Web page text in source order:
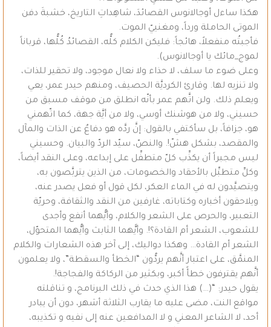
هكذا ساءل أوجالانوس القصائدَ، شاهِداتِ التاريخ، خشبةَ دفن
الموتى الحاملة ورداً، ومغنييّ الموت.
فأجبتُه منفعلاً، هائجاً: فليكن الكلام كلُّه، القصائدُ كُلُّها، قرباناً
لموج_مائك يا أوجالانوس).
وعلى ضوء ما سلف، لا حذاء ولا نعال موجود، ولا تحقير للذات،
ولا تنزيه لها. وقارئ الكرديَّة الحصيف، ومنهم حيدر عمر، يعي
ويعلم ذلك. ولن اتَّهم عمر بأنّه انطلق من موقف مسبق من
حسيني، ولا من هوشنك أوسي، ولا من أيَّة جهة، كما اتّهمني
هو، جزافاً، بل سأكتفي بالقول: إنَّ ردَّه هو دفاعٌ عن الذات والمآل
والمقصد، بشكل هشّ!. والنصّ، سيّد الردّ والبيان. وحسيني
ليس مجبراً أن يكذِّب كلّ متطفِّل على إبداعه، وعلى النقد أيضاً،
وكلِّ متطبِّل بالأحقاد والخصومات، من الذين يتربَّصون به،
ويتصيَّدون له في الماء العكر، لكل قول أو فعل يصدر عنه،
ويلاحقون أخباره وكتاباته، غارفين من النقد والثقافة، وحريّة
التعبير، والحرص على الشعر والكلام، وأيُّهما أنفع وأجدى
للشعوب، الشعر أم القادة؟!. وأيًّهما الثابث وأيُّهما المتحوّل،
الشعر أم القادة… وهكذا دواليك، إلى آخر هذه الشعارات والكلام
المنمَّق، على اعتبار أنَّهم يردُّون “الخطأ والسقطة”، ولا يعلمون
أنَّهم يقترفون خطأً أكبر، وبكثير من الركاكة والفجاجة!.
يقول حيدر: “(…) هذا الذي حدث في ذلك البرنامج، و تناقلته
مواقع النت، مضى عليه ما يقارب الثلاثة أشهر، دون أن يبادر
أحد، لا الشاعر المعني و لا المدافعين عنه إلى نفيه و تكذيبه،